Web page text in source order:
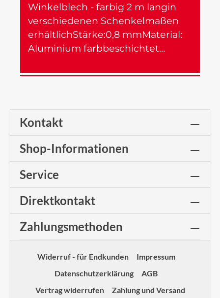
Winkelblech - farbig 2 m langin
verschiedenen Schenkelmaßen
erhältlichStärke:0,8 mmMaterial:
Aluminium farbbeschichtet…
Kontakt
Shop-Informationen
Service
Direktkontakt
Zahlungsmethoden
Widerruf - für Endkunden
Impressum
Datenschutzerklärung
AGB
Vertrag widerrufen
Zahlung und Versand